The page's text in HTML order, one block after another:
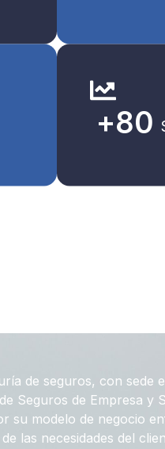
+80
de seguros, con sede
Seguros de Empresa y
su modelo de negocio
las necesidades del